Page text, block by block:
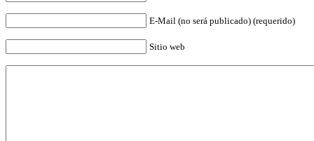
E-Mail (no será publicado) (requerido)
Sitio web